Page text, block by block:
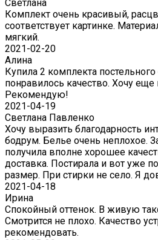
Светлана
Комплект очень красивый,
соответствует картинке.
мягкий.
2021-02-20
Алина
Купила 2 комплекта
понравилось качество. Хочу еще
Рекомендую!
2021-04-19
Светлана Павленко
Хочу выразить благодарность
бодрум. Белье очень неплохое.
получила вполне хорошее
доставка. Постирала и вот уже
размер. При стирки не село. Я
2021-04-18
Ирина
Спокойный оттенок. В живую
Смотрится не плохо. Качество
рекомендовать.